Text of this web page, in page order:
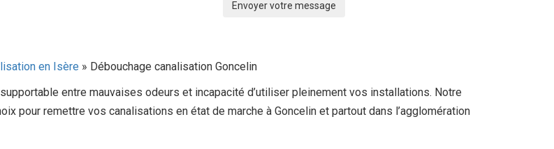
en Isère » Débouchage canalisation Goncelin
entre mauvaises odeurs et incapacité d’utiliser pleinement vos installations. Notre
pour remettre vos canalisations en état de marche à Goncelin et partout dans l’agglomération